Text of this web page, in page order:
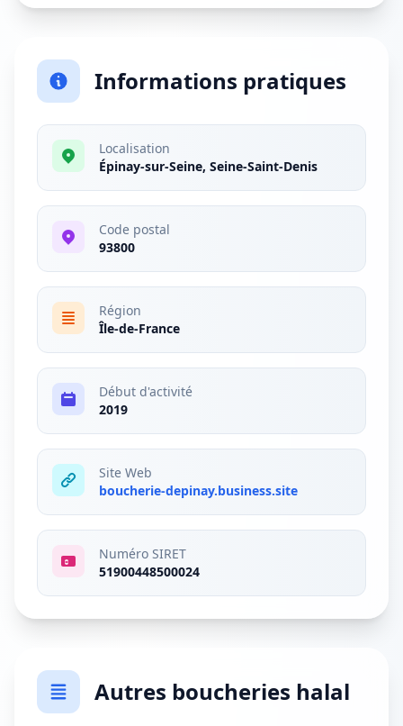
Informations pratiques
Localisation
Épinay-sur-Seine, Seine-Saint-Denis
Code postal
93800
Région
Île-de-France
Début d'activité
2019
Site Web
boucherie-depinay.business.site
Numéro SIRET
51900448500024
Autres boucheries halal